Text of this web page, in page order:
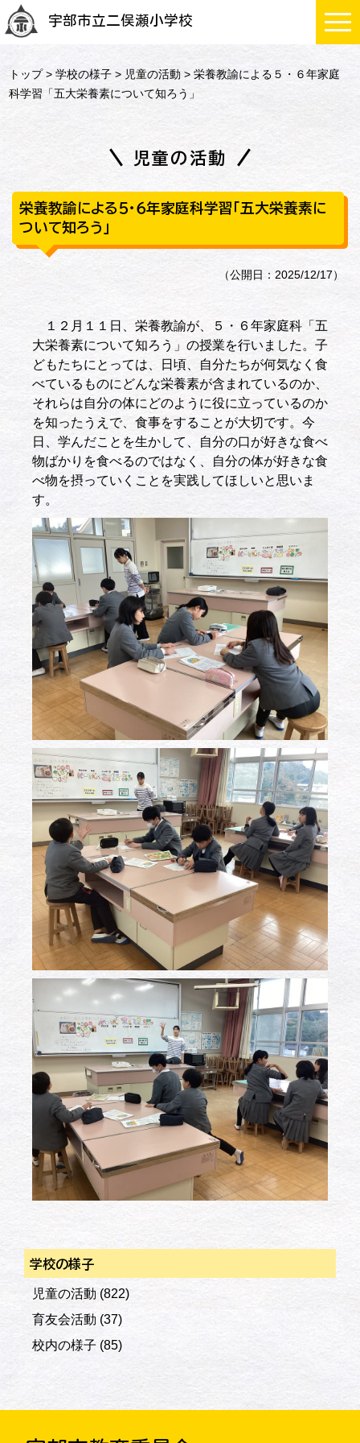
宇部市立二俣瀬小学校
トップ>学校の様子 > 児童の活動 > 栄養教諭による５・６年家庭
科学習「五大栄養素について知ろう」
児童の活動
栄養教諭による５・６年家庭科学習「五大栄養素に
ついて知ろう」
（公開日：2025/12/17）
１２月１１日、栄養教諭が、５・６年家庭科「五
大栄養素について知ろう」の授業を行いました。子
どもたちにとっては、日頃、自分たちが何気なく食
べているものにどんな栄養素が含まれているのか、
それらは自分の体にどのように役に立っているのか
を知ったうえで、食事をすることが大切です。今
日、学んだことを生かして、自分の口が好きな食べ
物ばかりを食べるのではなく、自分の体が好きな食
べ物を摂っていくことを実践してほしいと思いま
す。
学校の様子
児童の活動 (822)
育友会活動 (37)
校内の様子 (85)